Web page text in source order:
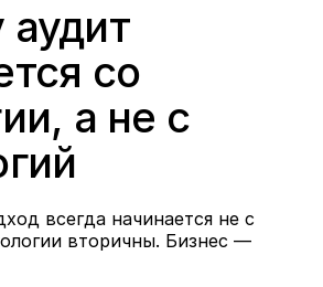
со
а не с
всегда начинается не с
вторичны. Бизнес —